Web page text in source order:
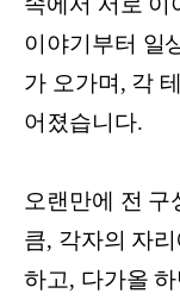
이야기부터 일
가 오가며, 각
어졌습니다.
오랜만에 전
큼, 각자의 자
하고, 다가올